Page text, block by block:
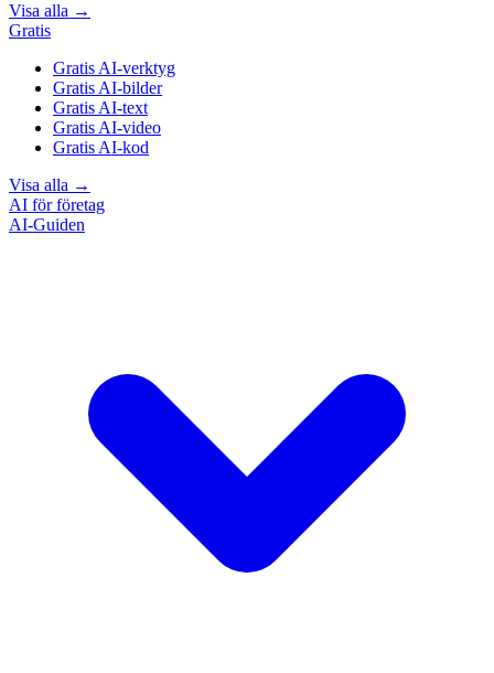
Visa alla →
Gratis
Gratis AI-verktyg
Gratis AI-bilder
Gratis AI-text
Gratis AI-video
Gratis AI-kod
Visa alla →
AI för företag
AI-Guiden